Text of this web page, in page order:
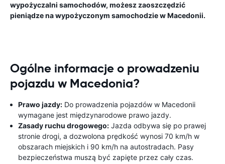
wypożyczalni samochodów, możesz zaoszczędzić
pieniądze na wypożyczonym samochodzie w Macedonii.
Ogólne informacje o prowadzeniu
pojazdu w Macedonia?
Prawo jazdy: Do prowadzenia pojazdów w Macedonii
wymagane jest międzynarodowe prawo jazdy.
Zasady ruchu drogowego: Jazda odbywa się po prawej
stronie drogi, a dozwolona prędkość wynosi 70 km/h w
obszarach miejskich i 90 km/h na autostradach. Pasy
bezpieczeństwa muszą być zapięte przez cały czas.